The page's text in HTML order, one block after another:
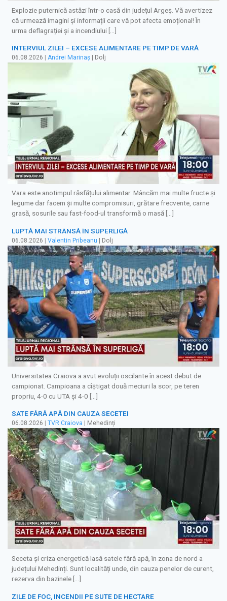
Explozie puternică astăzi într-o casă din județul Argeș. Vă avertizez
că urmează imagini și informații care vă pot afecta emoțional! În
urma deflagrației și a incendiului […]
INTERVIUL ZILEI – EXCESE ALIMENTARE PE TIMP DE VARĂ
06.08.2026 Andrei Marinaș | Dolj
Vara este anotimpul răsfățului alimentar. Mâncăm mai multe fructe și
legume dar facem și multe compromisuri, grătare frecvente, carne
grasă, sosurile sau fast-food-ul transformă o masă […]
LUPTĂ MAI STRÂNSĂ ÎN SUPERLIGĂ
06.08.2026 | Valentin Pribeanu | Dolj
Universitatea Craiova a avut evoluții oscilante în acest debut de
campionat. Campioana a cîștigat două meciuri la scor, pe teren
propriu, 4-0 cu UTA și 4-0 […]
SATE FĂRĂ APĂ DIN CAUZA SECETEI
06.08.2026 TVR Craiova | Mehedinți
Seceta și criza energetică lasă satele fără apă, în zona de nord a
județului Mehedinți. Sunt localități unde, din cauza penelor de curent,
rezerva din bazinele […]
ZILE DE FOC, INCENDII PE SUTE DE HECTARE